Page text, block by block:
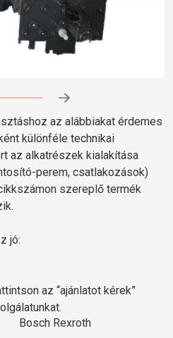
az alábbiakat érdemes
különféle technikai
az alkatrészek kialakítása
perem, csatlakozások)
szereplő termék
jó:
az “ajánlatot kérek”
Bosch Rexroth